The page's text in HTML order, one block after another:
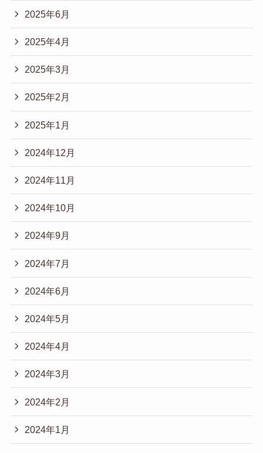
2025年6月
2025年4月
2025年3月
2025年2月
2025年1月
2024年12月
2024年11月
2024年10月
2024年9月
2024年7月
2024年6月
2024年5月
2024年4月
2024年3月
2024年2月
2024年1月